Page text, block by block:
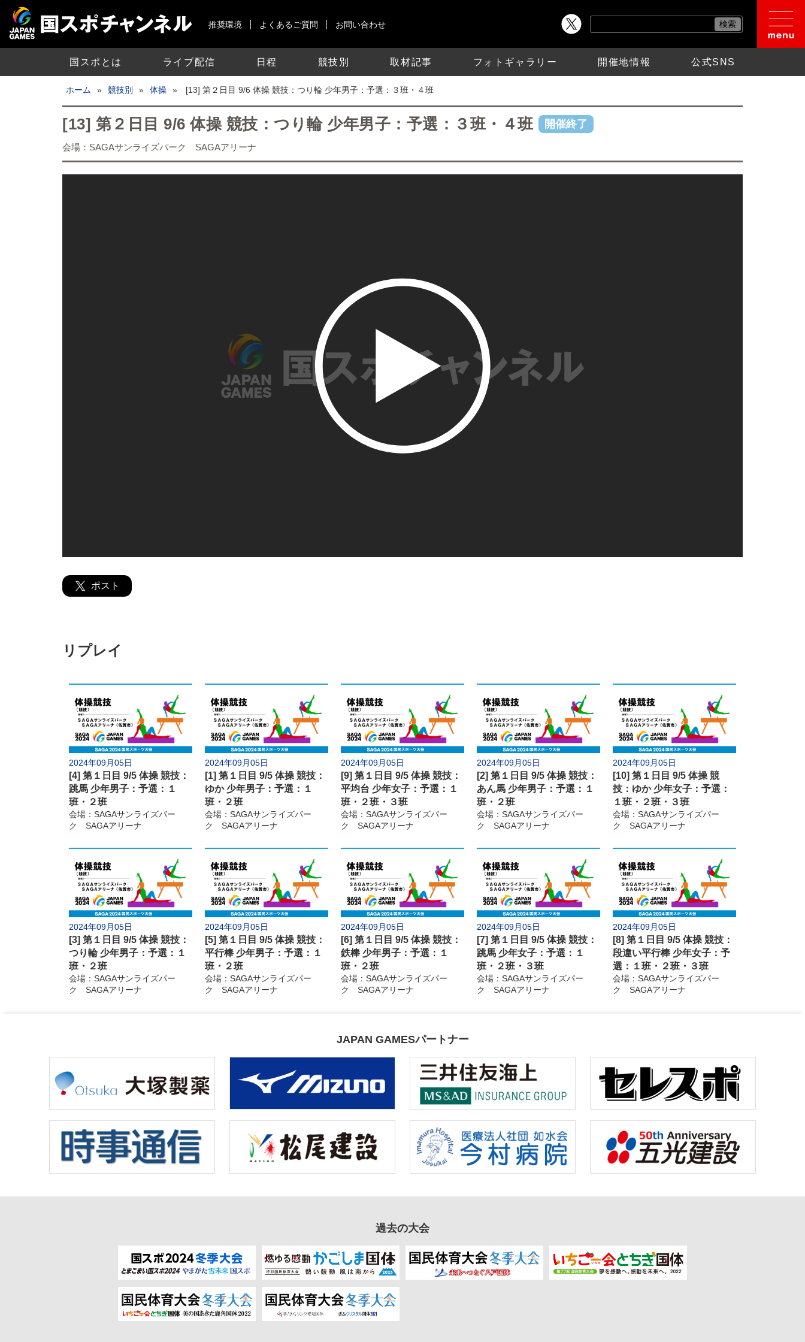
推奨環境 よくあるご質問 お問い合わせ
国スポとは ライブ配信 日程 競技別 取材記事 フォトギャラリー 開催地情報 公式SNS
ライブ配信
5日(木) 6日(金) 7日(土)
8日(日)
9日(月)
10日(火) 11日(水)
12日(木)
13日(金)
14日(土) 15日(日)
16日(月)
17日(火)
22日(日)
24日(火)
25日(水) 26日(木)
27日(金)
28日(土)
29日(日) 30日(月)
10月
1日(火) 6日(日)
13日(日) 14日(月) 15日(火)
取材記事
フォトギャラリー
バスケットボール レスリング セーリング
ウエイトリフティング ハンドボール
ソフトテニス 卓球 軟式野球
相撲 馬術 フェンシング
柔道 ソフトボール バドミントン
弓道 ライフル射撃 剣道
アーチェリー 空手道 銃剣道
クレー射撃 なぎなた ボウリング
ゴルフ トライアスロン 高等学校野球
開催地情報 公式SNS お問い合わせ 推奨環境 よくあるご質問
ホーム » 競技別 » 体操 » [13] 第２日目 9/6 体操 競技：つり輪 少年男子：予選：３班・４班
[13] 第２日目 9/6 体操 競技：つり輪 少年男子：予選：３班・４班 開催終了
会場：SAGAサンライズパーク SAGAアリーナ
ポスト
リプレイ
2024年09月05日
[4] 第１日目 9/5 体操 競技：
跳馬 少年男子：予選：１
班・２班
会場：SAGAサンライズパー
ク SAGAアリーナ
2024年09月05日
[1] 第１日目 9/5 体操 競技：
ゆか 少年男子：予選：１
班・２班
会場：SAGAサンライズパー
ク SAGAアリーナ
2024年09月05日
[9] 第１日目 9/5 体操 競技：
平均台 少年女子：予選：１
班・２班・３班
会場：SAGAサンライズパー
ク SAGAアリーナ
2024年09月05日
[2] 第１日目 9/5 体操 競技：
あん馬 少年男子：予選：１
班・２班
会場：SAGAサンライズパー
ク SAGAアリーナ
2024年09月05日
[10] 第１日目 9/5 体操 競
技：ゆか 少年女子：予選：
１班・２班・３班
会場：SAGAサンライズパー
ク SAGAアリーナ
2024年09月05日
[3] 第１日目 9/5 体操 競技：
つり輪 少年男子：予選：１
班・２班
会場：SAGAサンライズパー
ク SAGAアリーナ
2024年09月05日
[5] 第１日目 9/5 体操 競技：
平行棒 少年男子：予選：１
班・２班
会場：SAGAサンライズパー
ク SAGAアリーナ
2024年09月05日
[6] 第１日目 9/5 体操 競技：
鉄棒 少年男子：予選：１
班・２班
会場：SAGAサンライズパー
ク SAGAアリーナ
2024年09月05日
[7] 第１日目 9/5 体操 競技：
跳馬 少年女子：予選：１
班・２班・３班
会場：SAGAサンライズパー
ク SAGAアリーナ
2024年09月05日
[8] 第１日目 9/5 体操 競技：
段違い平行棒 少年女子：予
選：１班・２班・３班
会場：SAGAサンライズパー
ク SAGAアリーナ
JAPAN GAMESパートナー
過去の大会